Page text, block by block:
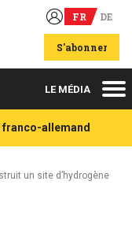
FR DE
S'abonner
LE MÉDIA
franco-allemand
un site d’hydrogène